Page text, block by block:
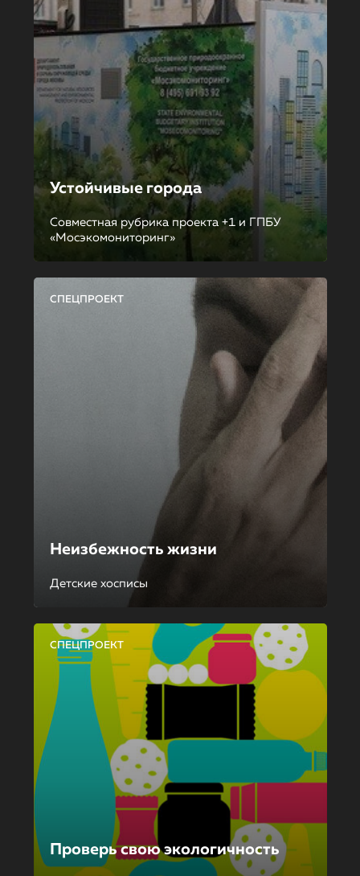
Устойчивые города
Совместная рубрика проекта +1 и ГПБУ
«Мосэкомониторинг»
СПЕЦПРОЕКТ
Неизбежность жизни
Детские хосписы
СПЕЦПРОЕКТ
Проверь свою экологичность